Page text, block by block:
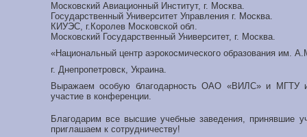
Московский Авиационный Институт, г. Москва.
Государственный Университет Управления г. Москва.
КИУЭС, г.Королев Московской обл.
Московский Государственный Университет, г. Москва.
«Национальный центр аэрокосмического образования им.
г. Днепропетровск, Украина.
Выражаем особую благодарность ОАО «ВИЛС» и МГТУ
участие в конференции.
Благодарим все высшие учебные заведения, принявшие
приглашаем к сотрудничеству!